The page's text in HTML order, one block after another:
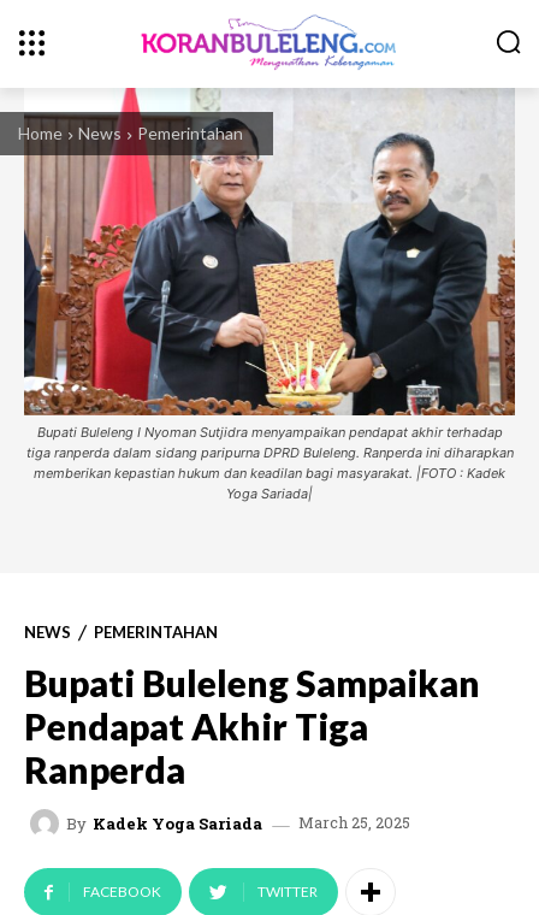
Home News Pemerintahan
Bupati Buleleng I Nyoman Sutjidra menyampaikan pendapat akhir terhadap
tiga ranperda dalam sidang paripurna DPRD Buleleng. Ranperda ini diharapkan
memberikan kepastian hukum dan keadilan bagi masyarakat. |FOTO : Kadek
Yoga Sariada|
NEWS PEMERINTAHAN
Bupati Buleleng Sampaikan
Pendapat Akhir Tiga
Ranperda
By Kadek Yoga Sariada March 25, 2025
FACEBOOK TWITTER